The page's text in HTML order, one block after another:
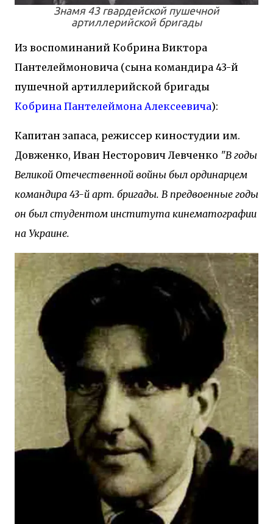
Знамя 43 гвардейской пушечной
артиллерийской бригады
Из воспоминаний Кобрина Виктора
Пантелеймоновича (сына командира 43-й
пушечной артиллерийской бригады
Кобрина Пантелеймона Алексеевича):
Капитан запаса, режиссер киностудии им.
Довженко, Иван Несторович Левченко "В годы
Великой Отечественной войны был ординарцем
командира 43-й арт. бригады. В предвоенные годы
он был студентом института кинематографии
на Украине.